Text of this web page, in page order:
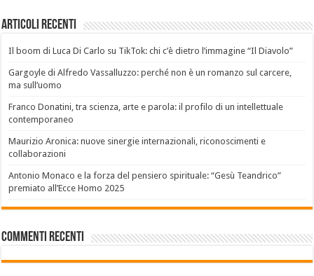
Articoli recenti
Il boom di Luca Di Carlo su TikTok: chi c’è dietro l’immagine “Il Diavolo”
Gargoyle di Alfredo Vassalluzzo: perché non è un romanzo sul carcere,
ma sull’uomo
Franco Donatini, tra scienza, arte e parola: il profilo di un intellettuale
contemporaneo
Maurizio Aronica: nuove sinergie internazionali, riconoscimenti e
collaborazioni
Antonio Monaco e la forza del pensiero spirituale: “Gesù Teandrico”
premiato all’Ecce Homo 2025
Commenti recenti